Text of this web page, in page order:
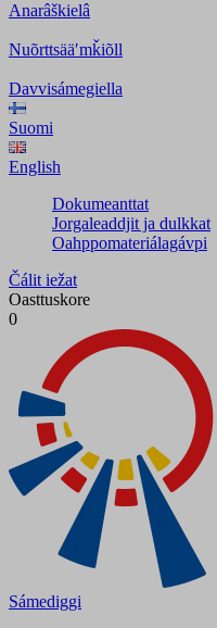
Anarâškielâ
Nuõrttsääʹmǩiõll
Davvisámegiella
Suomi
English
Dokumeanttat
Jorgaleaddjit ja dulkkat
Oahppomateriálagávpi
Čálit iežat
Oasttuskore
0
Sámediggi